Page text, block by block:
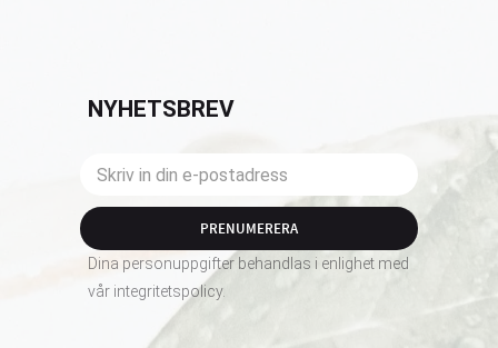
NYHETSBREV
PRENUMERERA
Dina personuppgifter behandlas i enlighet med
vår integritetspolicy.